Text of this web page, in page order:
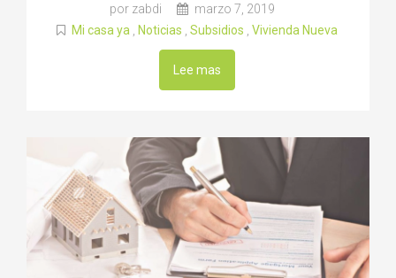
por zabdi
marzo 7, 2019
Mi casa ya
Noticias Subsidios Vivienda Nueva
Lee mas